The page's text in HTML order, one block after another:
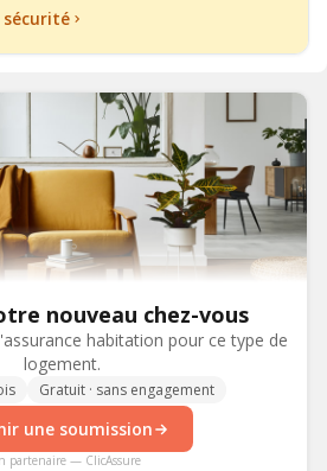
sécurité
nouveau chez-vous
habitation pour ce type de
logement.
Gratuit · sans engagement
une soumission
partenaire — ClicAssure